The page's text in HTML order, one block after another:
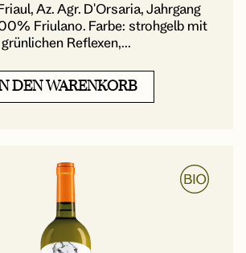
Az. Agr. D'Orsaria, Jahrgang
Friulano. Farbe: strohgelb mit
grünlichen Reflexen,...
DEN WARENKORB